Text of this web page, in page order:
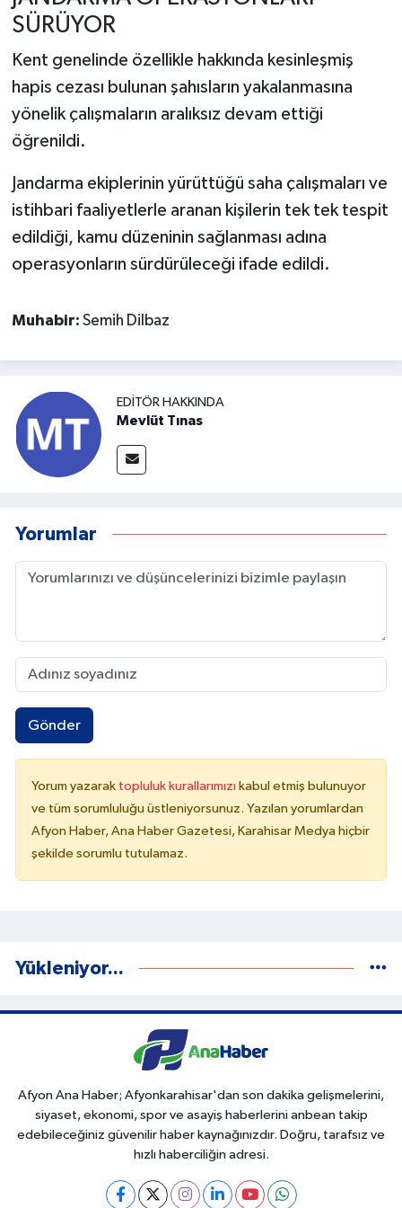
SÜRÜYOR
Kent genelinde özellikle hakkında kesinleşmiş
hapis cezası bulunan şahısların yakalanmasına
yönelik çalışmaların aralıksız devam ettiği
öğrenildi.
Jandarma ekiplerinin yürüttüğü saha çalışmaları ve
istihbari faaliyetlerle aranan kişilerin tek tek tespit
edildiği, kamu düzeninin sağlanması adına
operasyonların sürdürüleceği ifade edildi.
Muhabir: Semih Dilbaz
EDITÖR HAKKINDA
Mevlüt Tınas
Yorumlar
Gönder
Yorum yazarak topluluk kurallarımızı kabul etmiş bulunuyor
ve tüm sorumluluğu üstleniyorsunuz. Yazılan yorumlardan
Afyon Haber, Ana Haber Gazetesi, Karahisar Medya hiçbir
şekilde sorumlu tutulamaz.
Yükleniyor...
Afyon Ana Haber; Afyonkarahisar'dan son dakika gelişmelerini,
siyaset, ekonomi, spor ve asayiş haberlerini anbean takip
edebileceğiniz güvenilir haber kaynağınızdır. Doğru, tarafsız ve
hızlı haberciliğin adresi.